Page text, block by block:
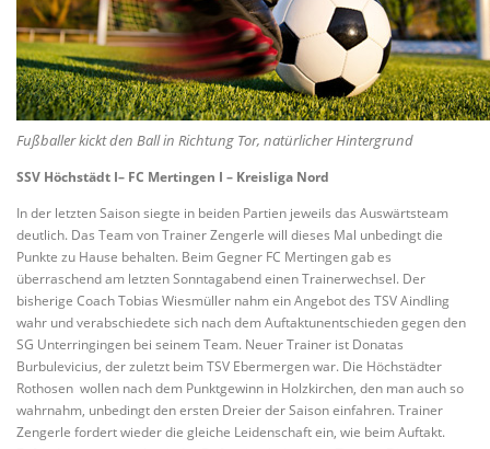
Fußballer kickt den Ball in Richtung Tor, natürlicher Hintergrund
SSV Höchstädt I– FC Mertingen I – Kreisliga Nord
In der letzten Saison siegte in beiden Partien jeweils das Auswärtsteam
deutlich. Das Team von Trainer Zengerle will dieses Mal unbedingt die
Punkte zu Hause behalten. Beim Gegner FC Mertingen gab es
überraschend am letzten Sonntagabend einen Trainerwechsel. Der
bisherige Coach Tobias Wiesmüller nahm ein Angebot des TSV Aindling
wahr und verabschiedete sich nach dem Auftaktunentschieden gegen den
SG Unterringingen bei seinem Team. Neuer Trainer ist Donatas
Burbulevicius, der zuletzt beim TSV Ebermergen war. Die Höchstädter
Rothosen wollen nach dem Punktgewinn in Holzkirchen, den man auch so
wahrnahm, unbedingt den ersten Dreier der Saison einfahren. Trainer
Zengerle fordert wieder die gleiche Leidenschaft ein, wie beim Auftakt.